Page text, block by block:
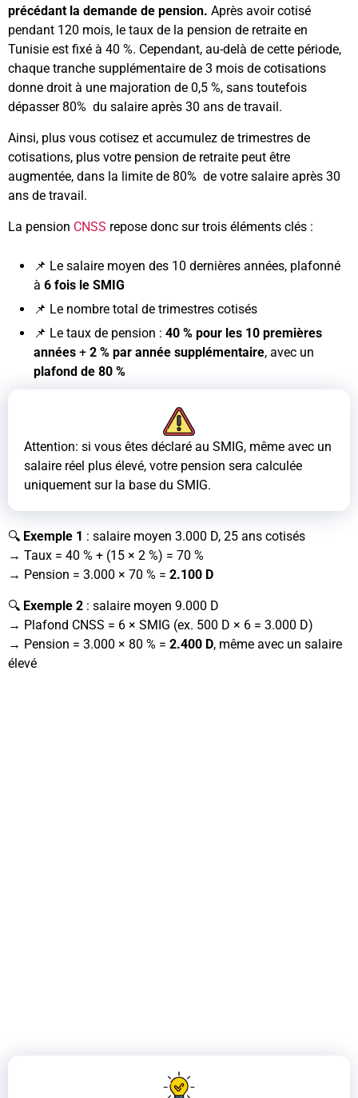
précédant la demande de pension. Après avoir cotisé
pendant 120 mois, le taux de la pension de retraite en
Tunisie est fixé à 40 %. Cependant, au-delà de cette période,
chaque tranche supplémentaire de 3 mois de cotisations
donne droit à une majoration de 0,5 %, sans toutefois
dépasser 80% du salaire après 30 ans de travail.
Ainsi, plus vous cotisez et accumulez de trimestres de
cotisations, plus votre pension de retraite peut être
augmentée, dans la limite de 80% de votre salaire après 30
ans de travail.
La pension CNSS repose donc sur trois éléments clés :
📌 Le salaire moyen des 10 dernières années, plafonné
à 6 fois le SMIG
📌 Le nombre total de trimestres cotisés
📌 Le taux de pension : 40 % pour les 10 premières
années + 2 % par année supplémentaire, avec un
plafond de 80 %
Attention: si vous êtes déclaré au SMIG, même avec un
salaire réel plus élevé, votre pension sera calculée
uniquement sur la base du SMIG.
🔍 Exemple 1 : salaire moyen 3.000 D, 25 ans cotisés
→ Taux = 40 % + (15 × 2 %) = 70 %
→ Pension = 3.000 × 70 % = 2.100 D
🔍 Exemple 2 : salaire moyen 9.000 D
→ Plafond CNSS = 6 × SMIG (ex. 500 D × 6 = 3.000 D)
→ Pension = 3.000 × 80 % = 2.400 D, même avec un salaire
élevé